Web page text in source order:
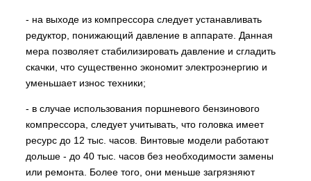
- на выходе из компрессора следует устанавливать
редуктор, понижающий давление в аппарате. Данная
мера позволяет стабилизировать давление и сгладить
скачки, что существенно экономит электроэнергию и
уменьшает износ техники;
- в случае использования поршневого бензинового
компрессора, следует учитывать, что головка имеет
ресурс до 12 тыс. часов. Винтовые модели работают
дольше - до 40 тыс. часов без необходимости замены
или ремонта. Более того, они меньше загрязняют